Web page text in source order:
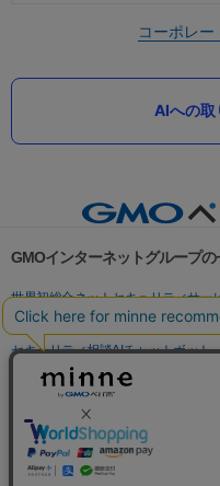
コーポレー
AIへの取
GMOインターネットグループ
世界初総合ネットセキュリティサー
パスワード漏洩診断
Webサイト
セキュリティ相談AIチャットボット
実在証明・盗聴対策
サイバー攻撃対策（GMO Flatt
セキュリティ事業の軌跡